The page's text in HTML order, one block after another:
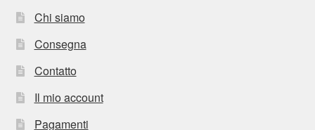
Chi siamo
Consegna
Contatto
Il mio account
Pagamenti